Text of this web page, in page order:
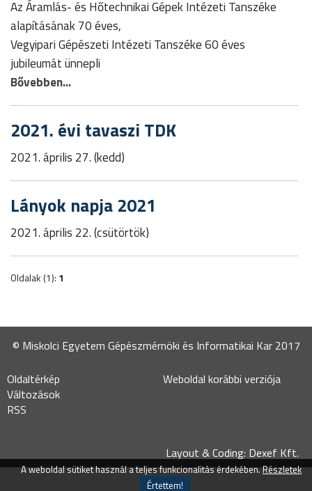
Az Áramlás- és Hőtechnikai Gépek Intézeti Tanszéke
alapításának 70 éves,
Vegyipari Gépészeti Intézeti Tanszéke 60 éves
jubileumát ünnepli
Bővebben...
2021. évi tavaszi TDK
2021. április 27. (kedd)
Lányok napja 2021
2021. április 22. (csütörtök)
Oldalak (1): 1
© Miskolci Egyetem Gépészmérnöki és Informatikai Kar 2017
Oldaltérkép
Változások
RSS
Weboldal korábbi verziója
Layout & Coding: Dexef Kft.
A weboldal sütiket használ a teljes funkcionalitás érdekében.Részletek